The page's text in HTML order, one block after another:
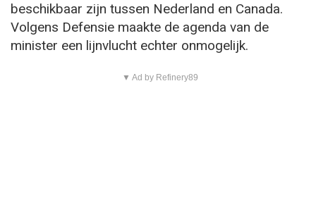
beschikbaar zijn tussen Nederland en Canada.
Volgens Defensie maakte de agenda van de
minister een lijnvlucht echter onmogelijk.
▼ Ad by Refinery89